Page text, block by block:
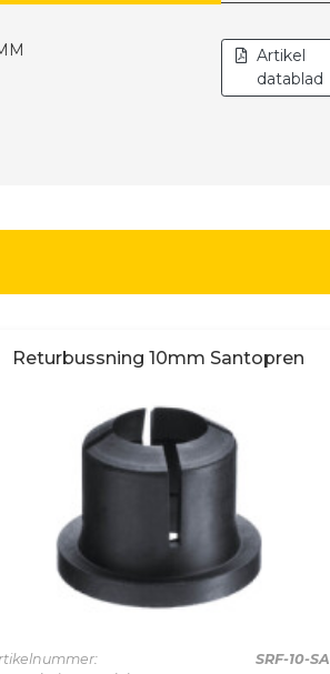
Artikel
datablad
Returbussning 10mm Santopren
SRF-10-SA